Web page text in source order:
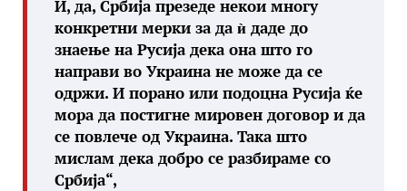
И, да, Србија презеде некои многу
конкретни мерки за да ѝ даде до
знаење на Русија дека она што го
направи во Украина не може да се
одржи. И порано или подоцна Русија ќе
мора да постигне мировен договор и да
се повлече од Украина. Така што
мислам дека добро се разбираме со
Србија“,